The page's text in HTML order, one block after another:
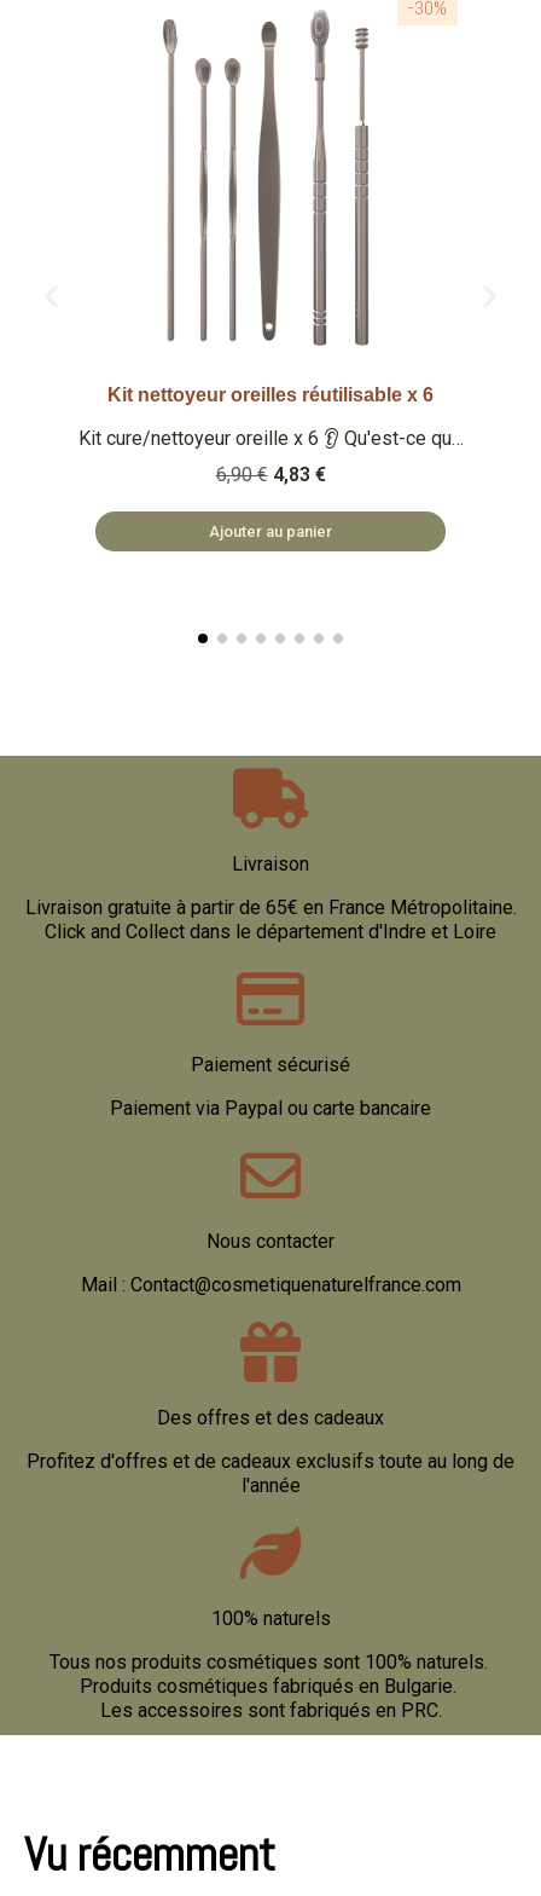
Aperçu rapide
-30%
Kit nettoyeur oreilles réutilisable x 6
Kit cure/nettoyeur oreille x 6 👂 Qu'est-ce que
c'est ? Un kit de 6 cures oreille dans son étui.
🏡 ACCESSOIRES FABRIQUÉS EN PRC
6,90 € 4,83 €
Ajouter au panier
Livraison
Livraison gratuite à partir de 65€ en France Métropolitaine.
Click and Collect dans le département d'Indre et Loire
Paiement sécurisé
Paiement via Paypal ou carte bancaire
Nous contacter
Mail : Contact@cosmetiquenaturelfrance.com
Des offres et des cadeaux
Profitez d'offres et de cadeaux exclusifs toute au long de
l'année
100% naturels
Tous nos produits cosmétiques sont 100% naturels.
Produits cosmétiques fabriqués en Bulgarie.
Les accessoires sont fabriqués en PRC.
Vu récemment